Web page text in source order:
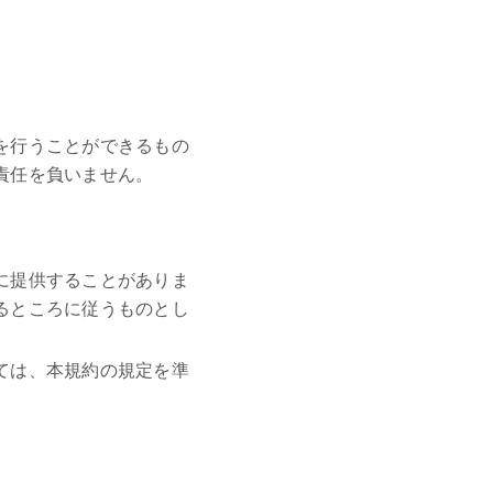
行うことができるもの
を負いません。
提供することがありま
ところに従うものとし
は、本規約の規定を準